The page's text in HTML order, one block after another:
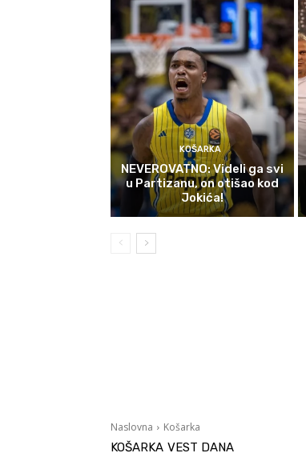
KOŠARKA
NEVEROVATNO: Videli ga svi
u Partizanu, on otišao kod
Jokića!